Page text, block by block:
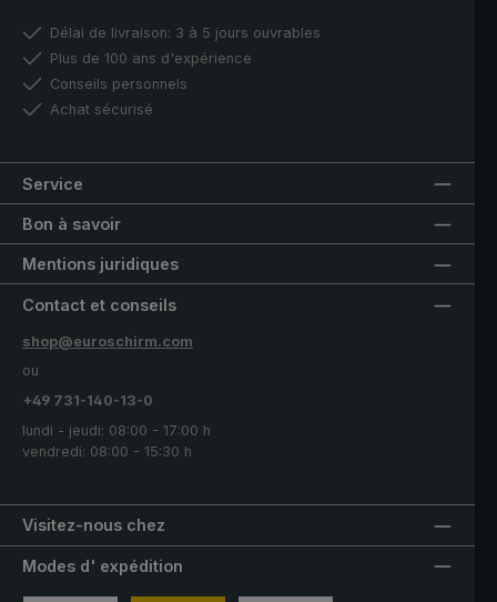
Délai de livraison: 3 à 5 jours ouvrables
Plus de 100 ans d'expérience
Conseils personnels
Achat sécurisé
Service
Bon à savoir
Mentions juridiques
Visitez-nous chez
Contact et conseils
shop@euroschirm.com
ou
+49 731-140-13-0
lundi - jeudi: 08:00 - 17:00 h
vendredi: 08:00 - 15:30 h
Modes d' expédition